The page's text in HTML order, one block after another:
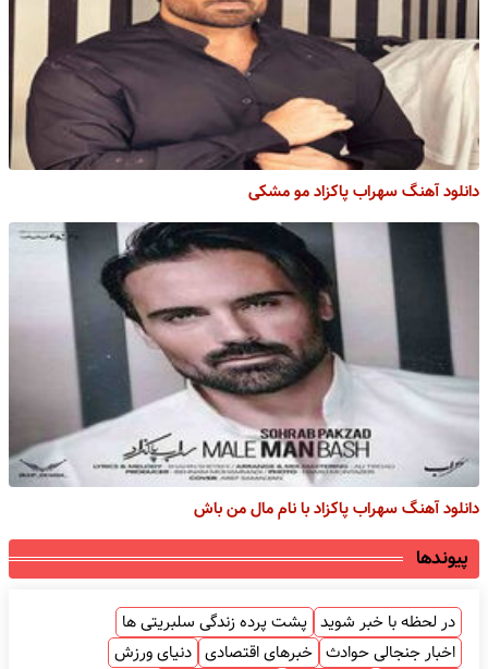
دانلود آهنگ سهراب پاکزاد مو مشکی
دانلود آهنگ سهراب پاکزاد با نام مال من باش
پیوندها
در لحظه با خبر شوید پشت پرده زندگی سلبریتی ها
اخبار جنجالی حوادث خبرهای اقتصادی دنیای ورزش